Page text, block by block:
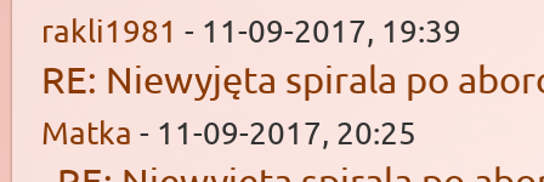
rakli1981 - 11-09-2017, 19:39
RE: Niewyjęta spirala po
Matka - 11-09-2017, 20:25